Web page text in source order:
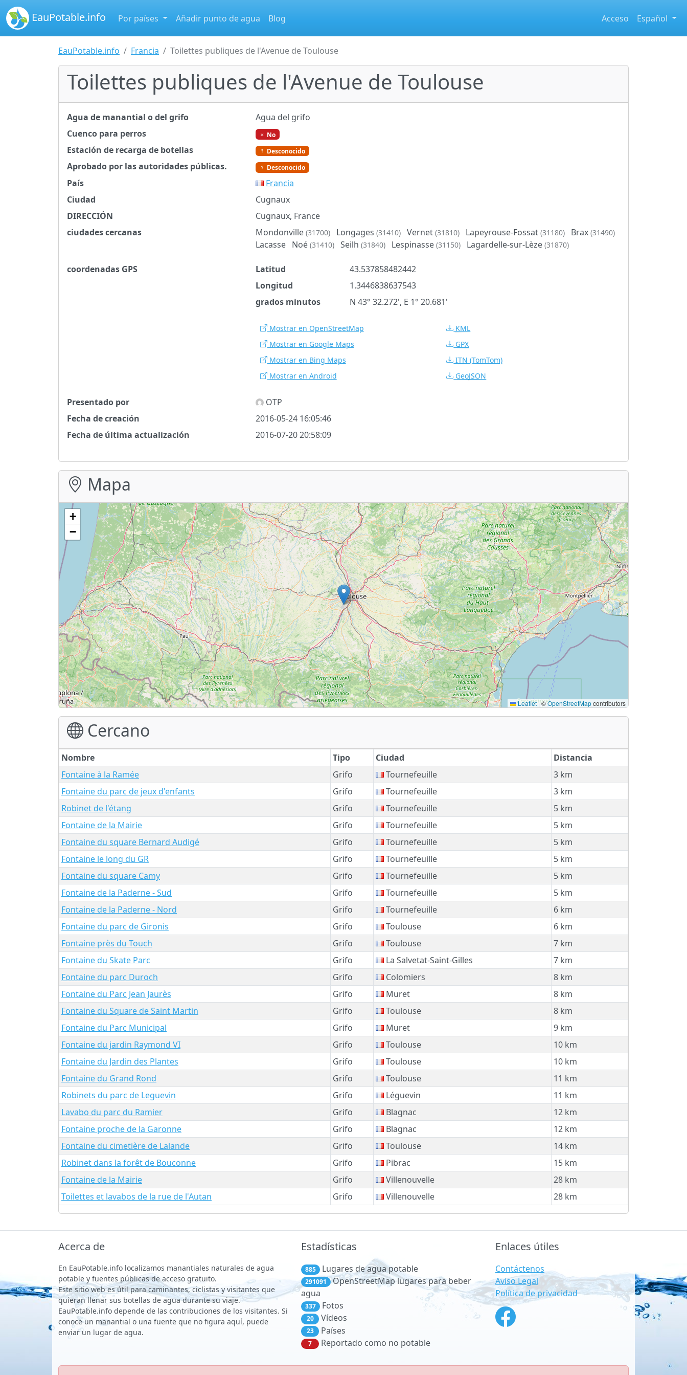
EauPotable.info Por países Añadir punto de agua Blog Acceso Español
EauPotable.info Francia Toilettes publiques de l'Avenue de Toulouse
Toilettes publiques de l'Avenue de Toulouse
Agua de manantial o del grifo
Agua del grifo
Cuenco para perros
No
Estación de recarga de botellas Desconocido
Aprobado por las autoridades públicas. Desconocido
País
Francia
Ciudad
Cugnaux
DIRECCIÓN
Cugnaux, France
ciudades cercanas
Mondonville (31700) Longages (31410) Vernet (31810) Lapeyrouse-Fossat (31180) Brax (31490)
Lacasse Noé (31410) Seilh (31840) Lespinasse (31150) Lagardelle-sur-Lèze (31870)
coordenadas GPS Latitud
43.537858482442
Longitud
1.3446838637543
grados minutos
N 43° 32.272', E 1° 20.681'
Mostrar en OpenStreetMap
Mostrar en Google Maps
Mostrar en Bing Maps
Mostrar en Android
KML
GPX
ITN (TomTom)
GeoJSON
Presentado por
OTP
Fecha de creación
2016-05-24 16:05:46
Fecha de última actualización
2016-07-20 20:58:09
Mapa
+
−
Leaflet|©OpenStreetMapcontributors
Cercano
Nombre Tipo Ciudad
Distancia
Fontaine à la Ramée
Grifo Tournefeuille
3 km
Fontaine du parc de jeux d'enfants
Grifo Tournefeuille
3 km
Robinet de l'étang
Grifo Tournefeuille
5 km
Fontaine de la Mairie
Grifo Tournefeuille
5 km
Fontaine du square Bernard Audigé
Grifo Tournefeuille
5 km
Fontaine le long du GR
Grifo Tournefeuille
5 km
Fontaine du square Camy
Grifo Tournefeuille
5 km
Fontaine de la Paderne - Sud
Grifo Tournefeuille
5 km
Fontaine de la Paderne - Nord
Grifo Tournefeuille
6 km
Fontaine du parc de Gironis
Grifo Toulouse
6 km
Fontaine près du Touch
Grifo Toulouse
7 km
Fontaine du Skate Parc
Grifo La Salvetat-Saint-Gilles
7 km
Fontaine du parc Duroch
Grifo Colomiers
8 km
Fontaine du Parc Jean Jaurès
Grifo Muret
8 km
Fontaine du Square de Saint Martin
Grifo Toulouse
8 km
Fontaine du Parc Municipal
Grifo Muret
9 km
Fontaine du jardin Raymond VI
Grifo Toulouse
10 km
Fontaine du Jardin des Plantes
Grifo Toulouse
10 km
Fontaine du Grand Rond
Grifo Toulouse
11 km
Robinets du parc de Leguevin
Grifo Léguevin
11 km
Lavabo du parc du Ramier
Grifo Blagnac
12 km
Fontaine proche de la Garonne
Grifo Blagnac
12 km
Fontaine du cimetière de Lalande
Grifo Toulouse
14 km
Robinet dans la forêt de Bouconne
Grifo Pibrac
15 km
Fontaine de la Mairie
Grifo Villenouvelle
28 km
Toilettes et lavabos de la rue de l'Autan
Grifo Villenouvelle 28 km
Acerca de
En EauPotable.info localizamos manantiales naturales de agua
potable y fuentes públicas de acceso gratuito.
Este sitio web es útil para caminantes, ciclistas y visitantes que
quieran llenar sus botellas de agua durante su viaje.
EauPotable.info depende de las contribuciones de los visitantes. Si
conoce un manantial o una fuente que no figura aquí, puede
enviar un lugar de agua.
Estadísticas
885 Lugares de agua potable
291091 OpenStreetMap lugares para beber
agua
337 Fotos
20 Vídeos
23 Países
7 Reportado como no potable
Enlaces útiles
Contáctenos
Aviso Legal
Política de privacidad